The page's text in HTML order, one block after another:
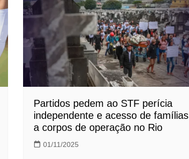
Partidos pedem ao STF perícia
independente e acesso de famílias
a corpos de operação no Rio
01/11/2025